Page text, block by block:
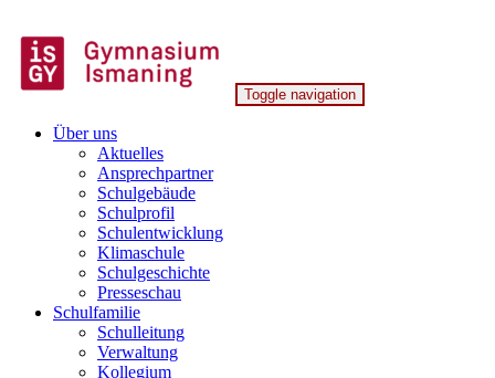
to
content
Gymnasium Ismaning
Toggle navigation
Über uns
Aktuelles
Ansprechpartner
Schulgebäude
Schulprofil
Schulentwicklung
Klimaschule
Schulgeschichte
Presseschau
Schulfamilie
Schulleitung
Verwaltung
Kollegium